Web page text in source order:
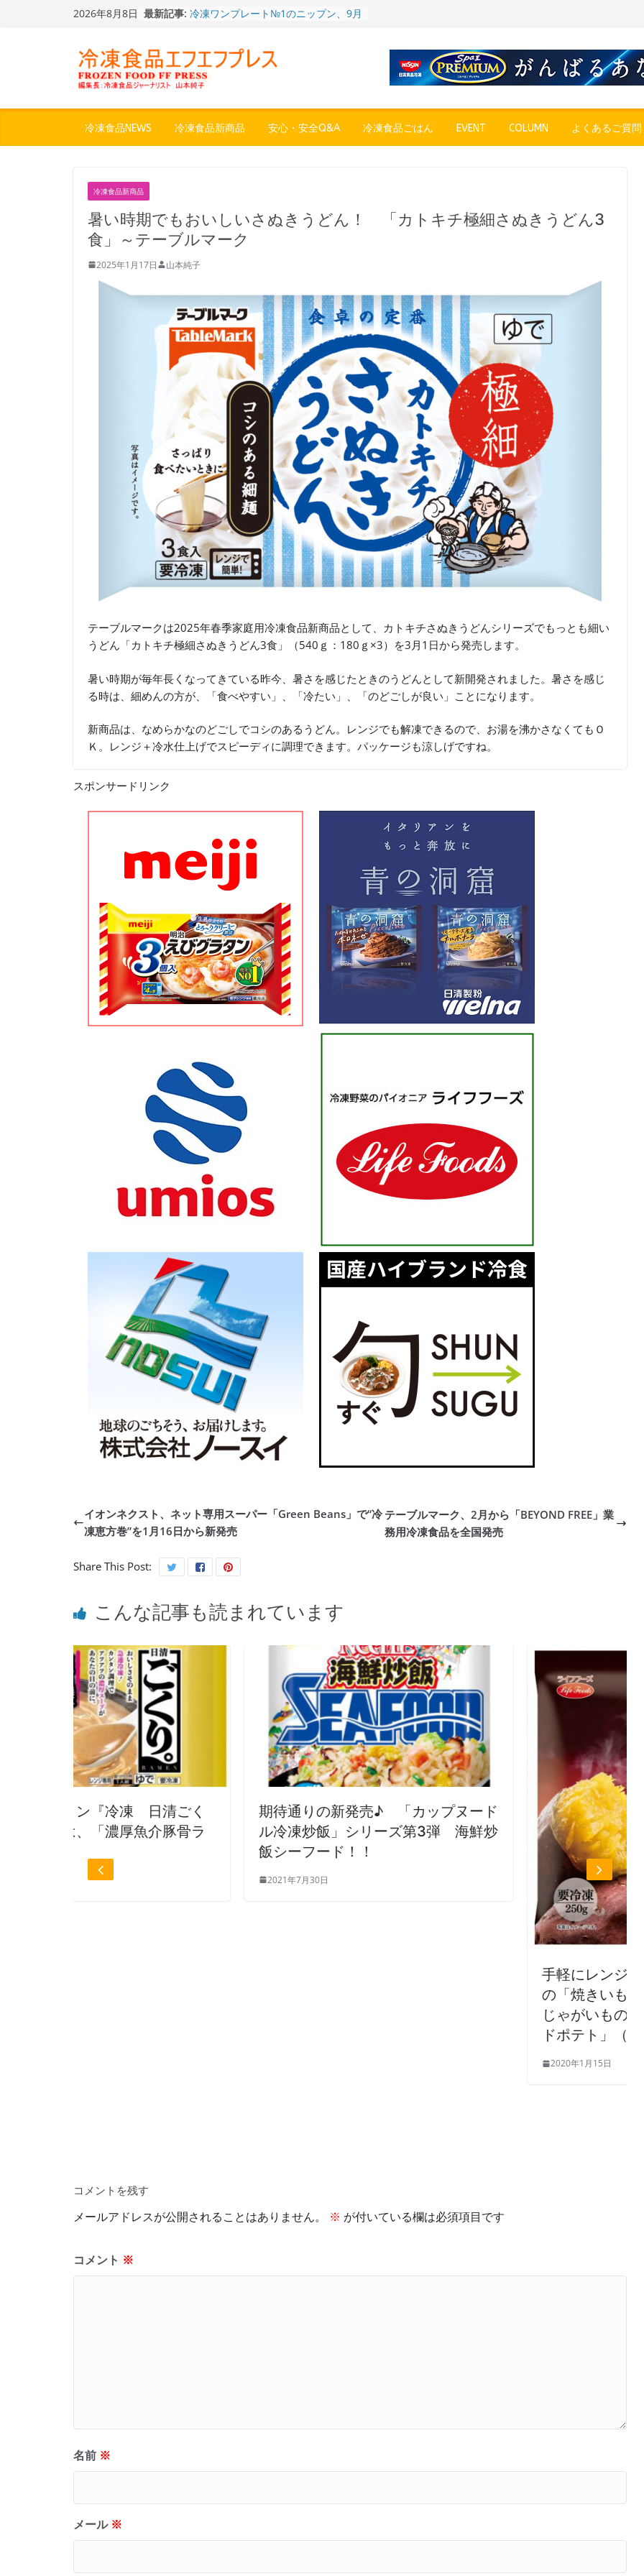
2026年8月8日 最新記事: 冷凍ワンプレート№1のニップン、9月
餃子キャラ”ぎょざ・ぎょざお”POPUP
ストアで作者にご挨拶、新作”れいと
うこ～こ～”を知る
WONDER YELLOW」復刻発売中
今まで無かった大盛！水から簡単レン
りお米メニュー人気1位はチャーハン
～ニチレイフーズ調べ
冷凍食品NEWS 冷凍食品新商品 安心・安全Q&A 冷凍食品ごはん EVENT COLUMN よくあるご質問
冷凍食品新商品
暑い時期でもおいしいさぬきうどん！ 「カトキチ極細さぬきうどん3
食」～テーブルマーク
2025年1月17日 山本純子
テーブルマークは2025年春季家庭用冷凍食品新商品として、カトキチさぬきうどんシリーズでもっとも細い
うどん「カトキチ極細さぬきうどん3食」（540ｇ：180ｇ×3）を3月1日から発売します。
暑い時期が毎年長くなってきている昨今、暑さを感じたときのうどんとして新開発されました。暑さを感じ
る時は、細めんの方が、「食べやすい」、「冷たい」、「のどごしが良い」ことになります。
新商品は、なめらかなのどごしでコシのあるうどん。レンジでも解凍できるので、お湯を沸かさなくてもＯ
Ｋ。レンジ＋冷水仕上げでスピーディに調理できます。パッケージも涼しげですね。
スポンサードリンク
イオンネクスト、ネット専用スーパー「Green Beans」で“冷
凍恵方巻”を1月16日から新発売
テーブルマーク、2月から「BEYOND FREE」業
務用冷凍食品を全国発売
Share This Post:
こんな記事も読まれています
期待通りの新発売♪ 「カップヌード
ル冷凍炒飯」シリーズ第3弾 海鮮炒
手軽にレンジで、茨城県産紅はるか
の「焼きいも」、おつまみに北海道
じゃがいもの「チーズインハッシュ
ドポテト」（ライフフーズ）
コメントを残す
メールアドレスが公開されることはありません。 ※ が付いている欄は必須項目です
コメント ※
名前 ※
メール ※